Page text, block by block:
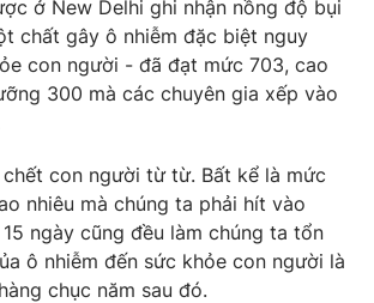
Thanh Thủy
Nguyễn Thị Mỹ Hạnh, Phạm Quốc Thắng,
355 931 - 024.38 355 932
VTV:
024-7300.7108
ở New Delhi ghi nhận nồng độ bụi
chất gây ô nhiễm đặc biệt nguy
con người - đã đạt mức 703, cao
300 mà các chuyên gia xếp vào
chết con người từ từ. Bất kể là mức
nhiêu mà chúng ta phải hít vào
ngày cũng đều làm chúng ta tổn
ô nhiễm đến sức khỏe con người là
chục năm sau đó.